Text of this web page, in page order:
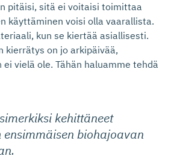
pitäisi, sitä ei voitaisi toimittaa
käyttäminen voisi olla vaarallista.
kun se kiertää asiallisesti.
kierrätys on jo arkipäivää,
vielä ole. Tähän haluamme tehdä
kehittäneet
biohajoavan